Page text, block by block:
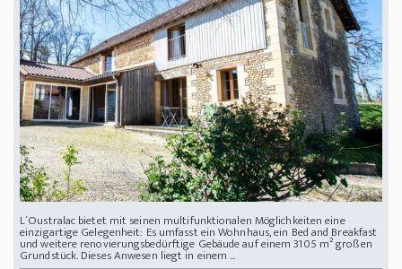
L´Oustralac bietet mit seinen multifunktionalen Möglichkeiten eine
einzigartige Gelegenheit: Es umfasst ein Wohnhaus, ein Bed and Breakfast
und weitere renovierungsbedürftige Gebäude auf einem 3105 m² großen
Grundstück. Dieses Anwesen liegt in einem ...